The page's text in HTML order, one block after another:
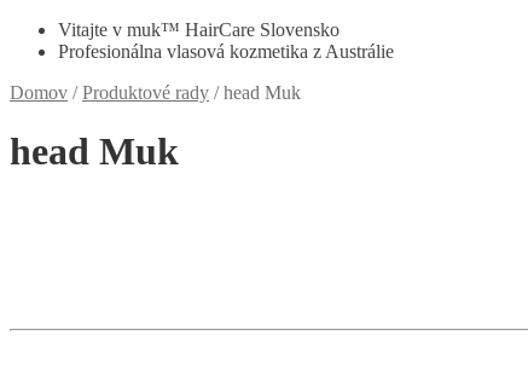
Vitajte v muk™ HairCare Slovensko
Profesionálna vlasová kozmetika z Austrálie
Domov /Produktové rady /head Muk
head Muk